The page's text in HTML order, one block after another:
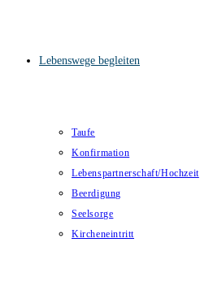
Lebenswege begleiten
Taufe
Konfirmation
Lebenspartnerschaft/Hochzeit
Beerdigung
Seelsorge
Kircheneintritt